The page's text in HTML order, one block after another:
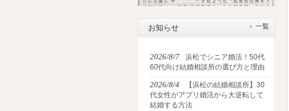
お知らせ 一覧
2026/8/7
浜松でシニア婚活！50代
60代向け結婚相談所の選び方と理由
2026/8/4
【浜松の結婚相談所】30
代女性がアプリ婚活から大逆転して
結婚する方法